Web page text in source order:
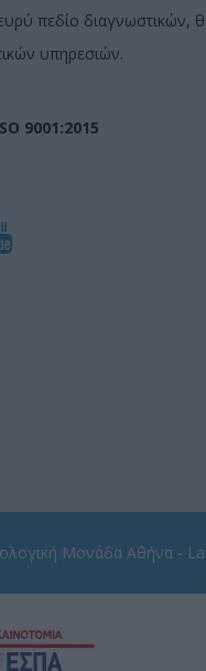
πεδίο διαγνωστικών,
υπηρεσιών.
9001:2015
Μονάδα Αθήνα -